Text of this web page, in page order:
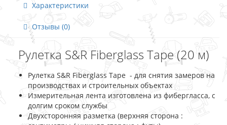
Характеристики
Отзывы (0)
Рулетка S&R Fiberglass Tape (20 м)
Рулетка S&R Fiberglass Tape - для снятия замеров на
производствах и строительных объектах
Измерительная лента изготовлена из фибергласса, с
долгим сроком службы
Двухсторонняя разметка (верхняя сторона :